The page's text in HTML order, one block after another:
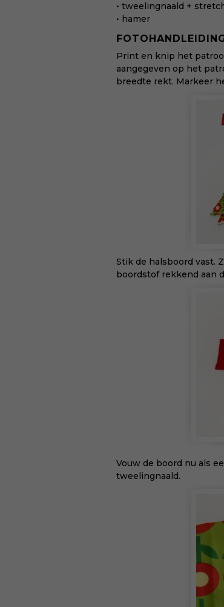
• tweelingnaald +
• hamer
Print en knip het
aangegeven op het
breedte rekt. Markeer
Stik de halsboord vast.
boordstof rekkend aan
Vouw de boord nu als
tweelingnaald.